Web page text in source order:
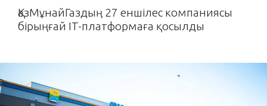
ҚазМұнайГаздың 27 еншілес компаниясы
бірыңғай IT-платформаға қосылды